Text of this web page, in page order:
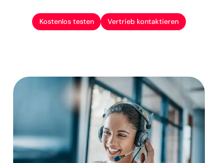
Kostenlos testen Vertrieb kontaktieren